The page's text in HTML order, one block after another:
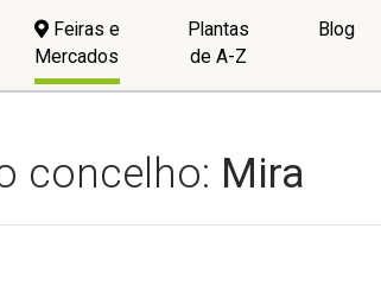
Feiras e
Mercados
Plantas
de A-Z
Blog
concelho: Mira